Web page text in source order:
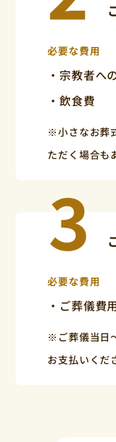
必要な費用
・宗教者へ
・飲食費
※小さなお葬
ただく場合も
必要な費用
・ご葬儀費
※ご葬儀当日
お支払いくだ